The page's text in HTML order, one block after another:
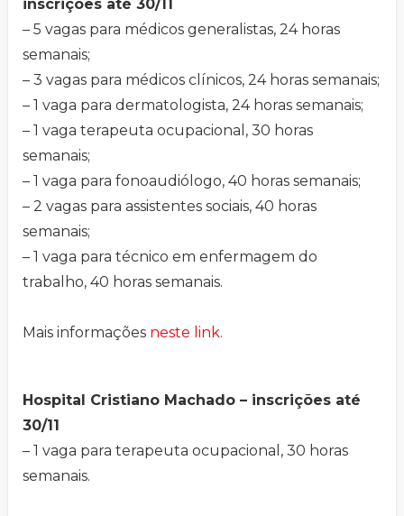
inscrições até 30/11
– 5 vagas para médicos generalistas, 24 horas
semanais;
– 3 vagas para médicos clínicos, 24 horas semanais;
– 1 vaga para dermatologista, 24 horas semanais;
– 1 vaga terapeuta ocupacional, 30 horas
semanais;
– 1 vaga para fonoaudiólogo, 40 horas semanais;
– 2 vagas para assistentes sociais, 40 horas
semanais;
– 1 vaga para técnico em enfermagem do
trabalho, 40 horas semanais.
Mais informações neste link.
Hospital Cristiano Machado – inscrições até
30/11
– 1 vaga para terapeuta ocupacional, 30 horas
semanais.